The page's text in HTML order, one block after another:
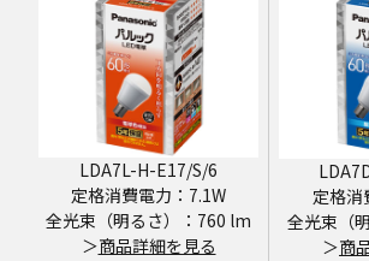
LDA7L-H-E17/S/6
定格消費電力：7.1W
全光束（明るさ）：760 lm
＞商品詳細を見る
定格消
全光束（
＞商